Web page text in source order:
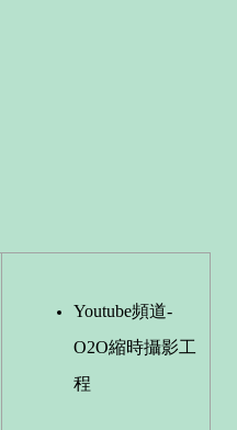
Youtube頻道-
O2O縮時攝影工
程